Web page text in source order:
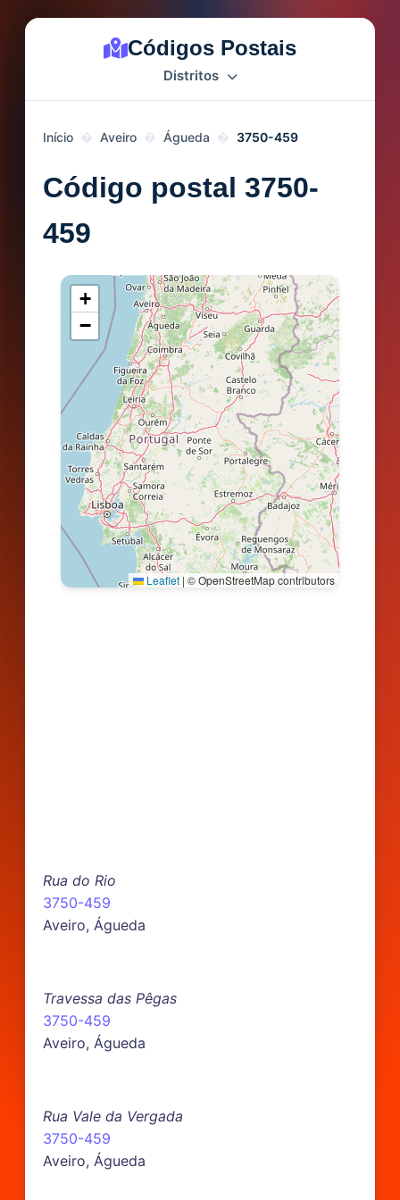
Códigos Postais
Distritos
Início Aveiro Águeda 3750-459
Código postal 3750-
459
+
−
Leaflet | © OpenStreetMap contributors
Rua do Rio
3750-459
Aveiro, Águeda
Travessa das Pêgas
3750-459
Aveiro, Águeda
Rua Vale da Vergada
3750-459
Aveiro, Águeda